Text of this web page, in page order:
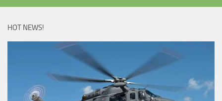
HOT NEWS!